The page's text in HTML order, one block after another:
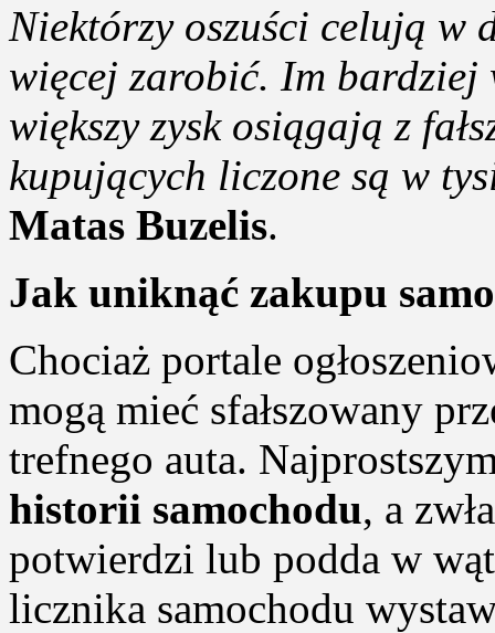
Niektórzy oszuści celują w
więcej zarobić. Im bardziej
większy zysk osiągają z
kupujących liczone są w
Matas Buzelis.
Jak uniknąć zakupu
Chociaż portale
mogą mieć sfałszowany
trefnego auta.
historii samochodu, a
potwierdzi lub podda w
licznika samochodu